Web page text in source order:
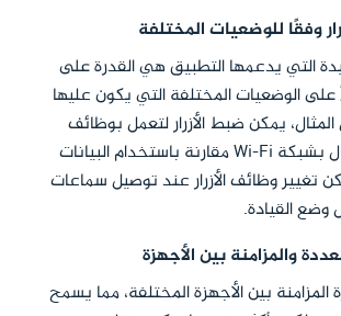
وفقًا للوضعيات المختلفة
التي يدعمها التطبيق هي القدرة على
على الوضعيات المختلفة التي يكون عليها
يمكن ضبط الأزرار لتعمل بوظائف
مختلفة عند الاتصال بشبكة Wi-Fi مقارنة باستخدام البيانات
تغيير وظائف الأزرار عند توصيل سماعات
وضع القيادة.
والمزامنة بين الأجهزة
بين الأجهزة المختلفة، مما يسمح